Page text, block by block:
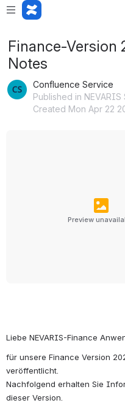
Finance-Version
Notes
Confluence Service
Published in NEVARIS
Created Mon Apr 22
Preview
Liebe NEVARIS-Finance
für unsere Finance Version
veröffentlicht.
Nachfolgend erhalten Sie
dieser Version.